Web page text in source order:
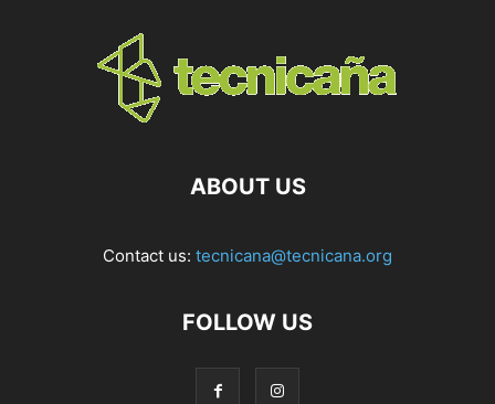
ABOUT US
Contact us: tecnicana@tecnicana.org
FOLLOW US